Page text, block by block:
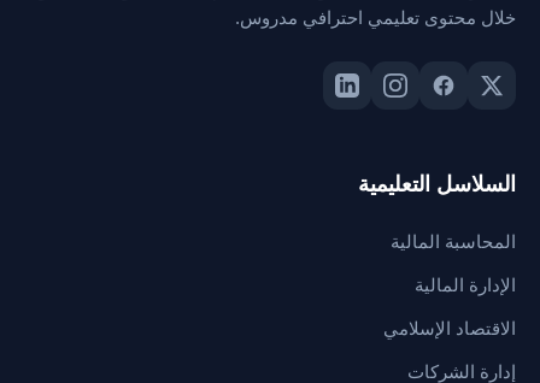
خلال محتوى تعليمي احترافي مدروس.
السلاسل التعليمية
المحاسبة المالية
الإدارة المالية
الاقتصاد الإسلامي
إدارة الشركات